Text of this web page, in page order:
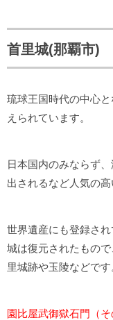
首里城(那覇市)
琉球王国時代の中心
えられています。
日本国内のみならず
出されるなど人気の高
世界遺産にも登録さ
城は復元されたもの
里城跡や玉陵などです
園比屋武御獄石門（